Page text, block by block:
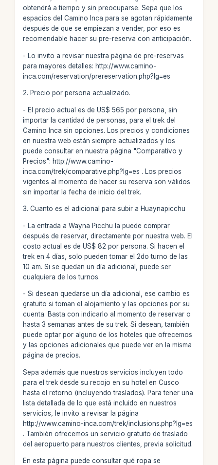
obtendrá a tiempo y sin preocuparse. Sepa que los
espacios del Camino Inca para se agotan rápidamente
después de que se empiezan a vender, por eso es
recomendable hacer su pre-reserva con anticipación.
- Lo invito a revisar nuestra página de pre-reservas
para mayores detalles: http://www.camino-
inca.com/reservation/prereservation.php?lg=es
2. Precio por persona actualizado.
- El precio actual es de US$ 565 por persona, sin
importar la cantidad de personas, para el trek del
Camino Inca sin opciones. Los precios y condiciones
en nuestra web están siempre actualizados y los
puede consultar en nuestra página "Comparativo y
Precios": http://www.camino-
inca.com/trek/comparative.php?lg=es . Los precios
vigentes al momento de hacer su reserva son válidos
sin importar la fecha de inicio del trek.
3. Cuanto es el adicional para subir a Huaynapicchu
- La entrada a Wayna Picchu la puede comprar
después de reservar, directamente por nuestra web. El
costo actual es de US$ 82 por persona. Si hacen el
trek en 4 días, solo pueden tomar el 2do turno de las
10 am. Si se quedan un día adicional, puede ser
cualquiera de los turnos.
- Si desean quedarse un día adicional, ese cambio es
gratuito si toman el alojamiento y las opciones por su
cuenta. Basta con indicarlo al momento de reservar o
hasta 3 semanas antes de su trek. Si desean, también
puede optar por alguno de los hoteles que ofrecemos
y las opciones adicionales que puede ver en la misma
página de precios.
Sepa además que nuestros servicios incluyen todo
para el trek desde su recojo en su hotel en Cusco
hasta el retorno (incluyendo traslados). Para tener una
lista detallada de lo que está incluido en nuestros
servicios, le invito a revisar la página
http://www.camino-inca.com/trek/inclusions.php?lg=es
. También ofrecemos un servicio gratuito de traslado
del aeropuerto para nuestros clientes, previa solicitud.
En esta página puede consultar qué ropa se